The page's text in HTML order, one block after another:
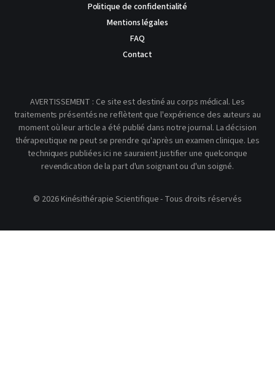
Politique de confidentialité
Mentions légales
FAQ
Contact
AVERTISSEMENT : Ce site est destiné au corps médical. Les
traitements présentés ne reflètent que l'expérience des auteurs au
moment où leur article a été publié dans notre journal. La décision
thérapeutique ne peut se prendre qu'après un examen clinique. Les
techniques publiées ici ne sauraient justifier une quelconque
revendication de la part d'un soignant ou d'un soigné.
© 2026 Kinésithérapie Scientifique - Tous droits réservés